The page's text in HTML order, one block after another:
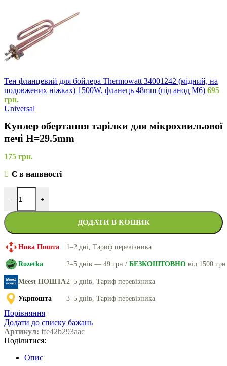
Тен фланцевий для бойлера Thermowatt 34001242 (мідний, на
подовжених ніжках) 1500W, фланець 48mm (під анод M6) 695
грн.
Universal
Куплер обертання тарілки для мікрохвильової
печі H=29.5mm
175 грн.
Є в наявності
- +
ДОДАТИ В КОШИК
Нова Пошта 1–2 дні, Тариф перевізника
Rozetka 2–5 днів — 49 грн / БЕЗКОШТОВНО від 1500 грн
Meest ПОШТА2–5 днів, Тариф перевізника
Укрпошта 3–5 днів, Тариф перевізника
Порівняння
Додати до списку бажань
Артикул: ffe42b293aac
Поділитися:
Опис